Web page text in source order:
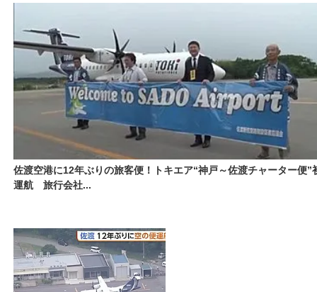
佐渡空港に12年ぶりの旅客便！トキエア“神戸～佐渡チャーター便”
運航 旅行会社...